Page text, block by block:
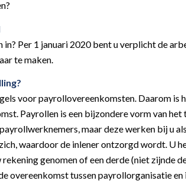
Per 1 januari 2020 bent u verplicht de
te maken.
voor payrollovereenkomsten. Daarom is
Payrollen is een bijzondere vorm van
maar deze werken bij u
waardoor de inlener ontzorgd wordt. U
genomen of een derde (niet zijnde
overeenkomst tussen payrollorganisatie